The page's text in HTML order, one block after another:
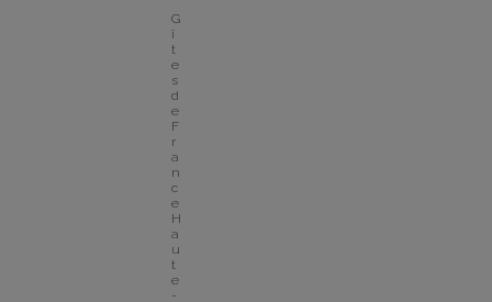
G
î
t
e
s
d
e
F
r
a
n
c
e
H
a
u
t
e
-